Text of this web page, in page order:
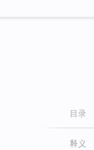
目录
释义